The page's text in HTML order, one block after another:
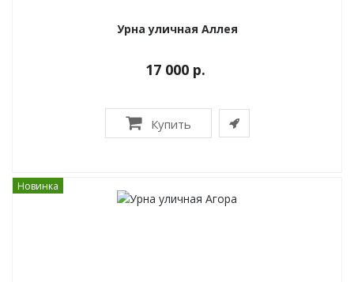
Урна уличная Аллея
17 000 р.
Купить
Новинка